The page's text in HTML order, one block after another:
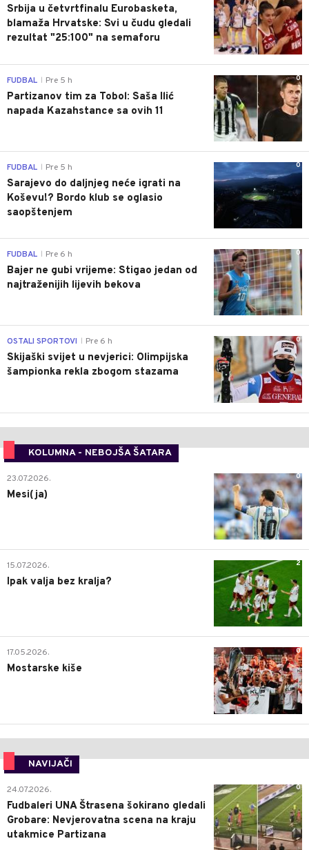
Srbija u četvrtfinalu Eurobasketa,
blamaža Hrvatske: Svi u čudu gledali
rezultat "25:100" na semaforu
0
FUDBAL Pre 5 h
Partizanov tim za Tobol: Saša Ilić
napada Kazahstance sa ovih 11
0
FUDBAL Pre 5 h
Sarajevo do daljnjeg neće igrati na
Koševu!? Bordo klub se oglasio
saopštenjem
0
FUDBAL Pre 6 h
Bajer ne gubi vrijeme: Stigao jedan od
najtraženijih lijevih bekova
0
OSTALI SPORTOVI Pre 6 h
Skijaški svijet u nevjerici: Olimpijska
šampionka rekla zbogom stazama
KOLUMNA - NEBOJŠA ŠATARA
0
23.07.2026.
Mesi(ja)
2
15.07.2026.
Ipak valja bez kralja?
0
17.05.2026.
Mostarske kiše
NAVIJAČI
0
24.07.2026.
Fudbaleri UNA Štrasena šokirano gledali
Grobare: Nevjerovatna scena na kraju
utakmice Partizana